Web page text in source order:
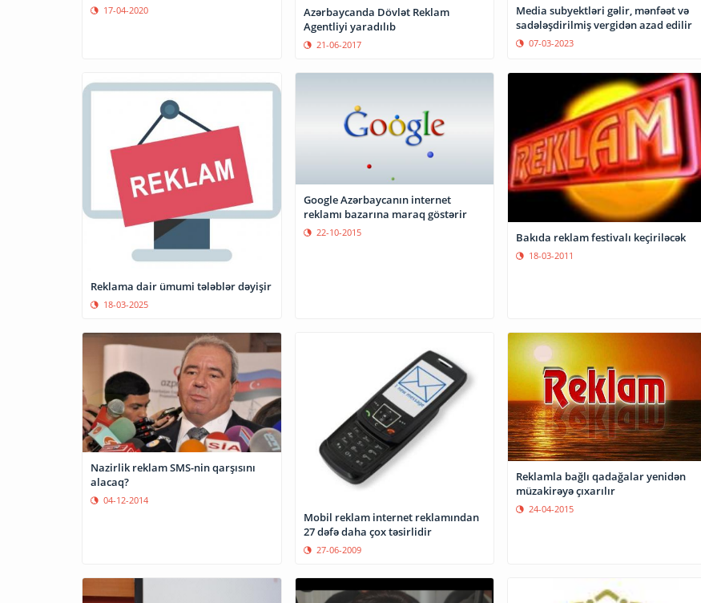
17-04-2020
Azərbaycanda Dövlət Reklam
Agentliyi yaradılıb
21-06-2017
Media subyektləri gəlir, mənfəət və
sadələşdirilmiş vergidən azad edilir
07-03-2023
Reklama dair ümumi tələblər dəyişir
18-03-2025
Google Azərbaycanın internet
reklamı bazarına maraq göstərir
22-10-2015 Bakıda reklam festivalı keçiriləcək
18-03-2011
Nazirlik reklam SMS-nin qarşısını
alacaq?
04-12-2014
Mobil reklam internet reklamından
27 dəfə daha çox təsirlidir
27-06-2009
Reklamla bağlı qadağalar yenidən
müzakirəyə çıxarılır
24-04-2015